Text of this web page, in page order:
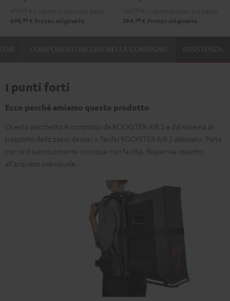
699, 99 € Prezzo originario 784, 99 € Prezzo originario
ASSISTENZA
I punti forti
Ecco perché amiamo questo prodotto
Questo pacchetto è composto da ROCKSTER AIR 2 e dal sistema di
trasporto dello zaino deuter x Teufel ROCKSTER AIR 2 abbinato. Porta
con te il suono potente ovunque con facilità. Risparmia rispetto
all'acquisto individuale.